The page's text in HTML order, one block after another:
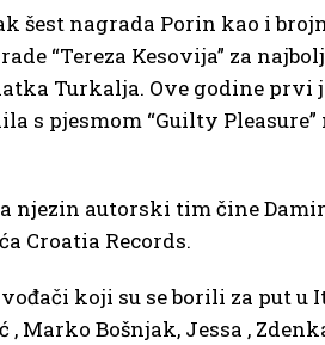
šest nagrada Porin kao i
“Tereza Kesovija” za
Turkalja. Ove godine
s pjesmom “Guilty
njezin autorski tim čine
Croatia Records.
koji su se borili za put u
, Marko Bošnjak, Jessa ,